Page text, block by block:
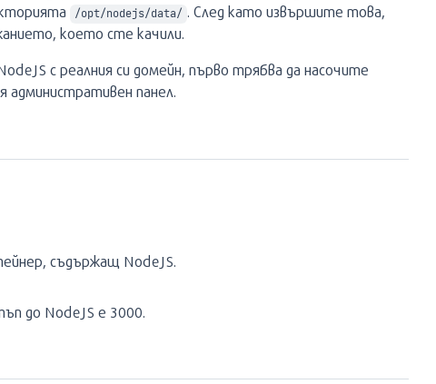
/opt/nodejs/data/ . След като извършите това,
което сте качили.
с реалния си домейн, първо трябва да насочите
административен панел.
съдържащ NodeJS.
до NodeJS е 3000.